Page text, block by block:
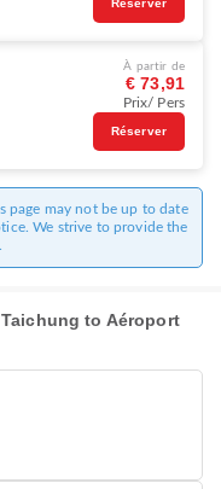
Réserver
À partir de
€ 73,91
Prix/ Pers
Réserver
page may not be up to date
We strive to provide the
to Aéroport